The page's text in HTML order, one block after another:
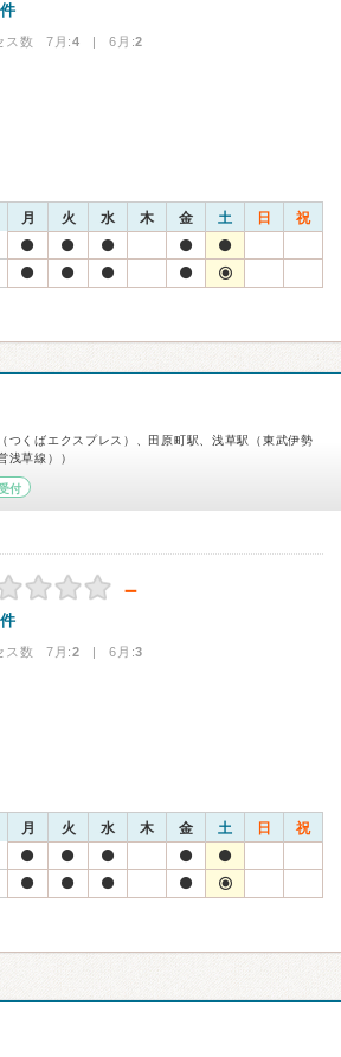
ス数 7月:4 | 6月:2
月 火 水 木 金 土 日 祝
つくばエクスプレス）、田原町駅、浅草駅（東武伊勢
浅草線））
付
－
ス数 7月:2 | 6月:3
月 火 水 木 金 土 日 祝